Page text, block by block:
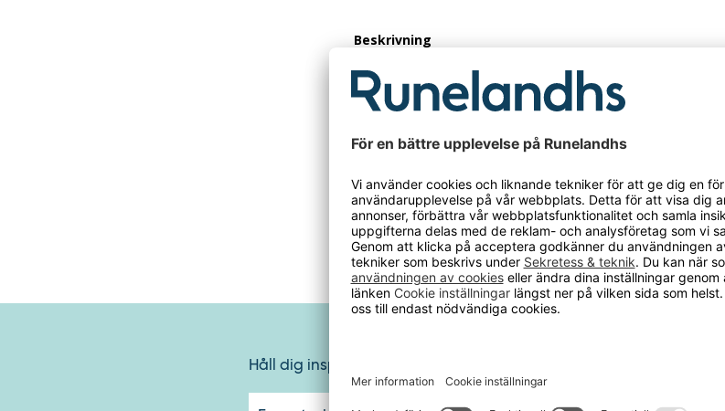
Beskrivning
Lite festligare
Skräddarsytt vitt överdrag passande barbord Event Ø800 mm.
Bordsöverdraget är gjort i ett tåligt stretchmaterial.
Den här produkten har fått ett nytt art.nr.
Tidigare hade den art.nr. 265BEM102
Håll dig inspirerad och ta del av våra nyheter och kampanjer